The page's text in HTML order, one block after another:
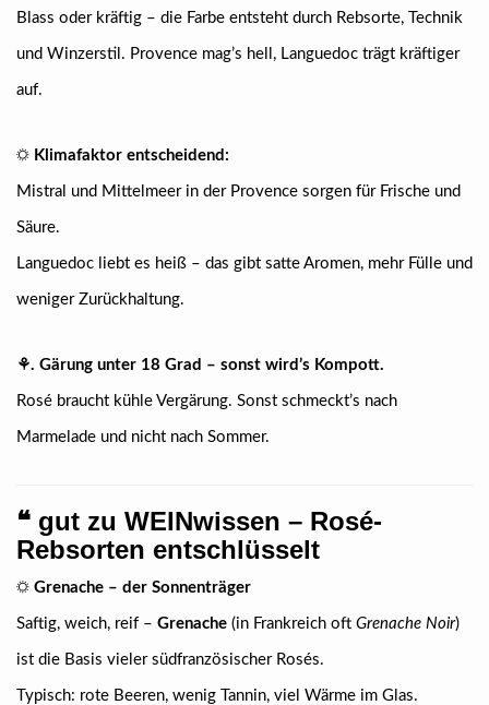
Blass oder kräftig – die Farbe entsteht durch Rebsorte, Technik
und Winzerstil. Provence mag’s hell, Languedoc trägt kräftiger
auf.
☼ Klimafaktor entscheidend:
Mistral und Mittelmeer in der Provence sorgen für Frische und
Säure.
Languedoc liebt es heiß – das gibt satte Aromen, mehr Fülle und
weniger Zurückhaltung.
⚘. Gärung unter 18 Grad – sonst wird’s Kompott.
Rosé braucht kühle Vergärung. Sonst schmeckt’s nach
Marmelade und nicht nach Sommer.
❝ gut zu WEINwissen – Rosé-
Rebsorten entschlüsselt
☼ Grenache – der Sonnenträger
Saftig, weich, reif – Grenache (in Frankreich oft Grenache Noir)
ist die Basis vieler südfranzösischer Rosés.
Typisch: rote Beeren, wenig Tannin, viel Wärme im Glas.